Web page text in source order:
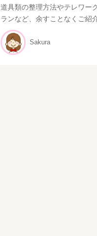
道具類の整理方法やテレワー
ランなど、余すことなくご紹
Sakura